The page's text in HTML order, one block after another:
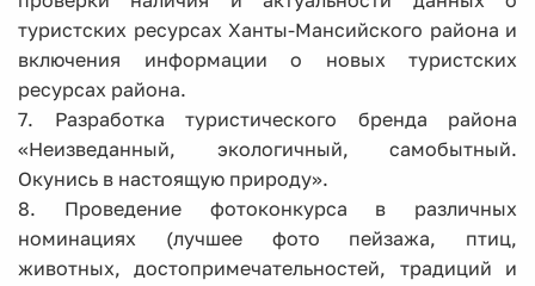
туристских ресурсах Ханты-Мансийского района и
включения информации о новых туристских
ресурсах района.
7. Разработка туристического бренда района
«Неизведанный, экологичный, самобытный.
Окунись в настоящую природу».
8. Проведение фотоконкурса в различных
номинациях (лучшее фото пейзажа, птиц,
животных, достопримечательностей, традиций и